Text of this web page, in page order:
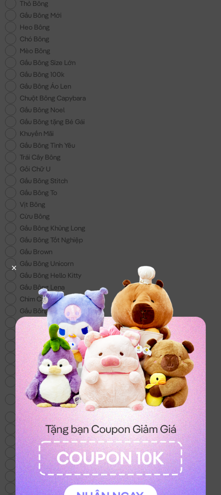
Thỏ Bông
Gấu Bông Mới
Heo Bông
Chó Bông
Mèo Bông
Gấu Bông Size Lớn
Gấu Bông 100k
Gấu Bông Áo Len
Chuột Bông Capybara
Gấu Bông Noel
Gấu Bông tặng Bé Gái
Khuyến Mãi
Gấu Bông Tình Yêu
Trái Cây Bông
Gối Chữ U
Gấu Bông Stitch
Gấu Bông To
Vịt Bông
Cừu Bông
Gấu Bông Khủng Long
Gấu Bông Tốt Nghiệp
Gấu Brown
Gấu Bông Unicorn
Gấu Bông Hello Kitty
Gấu Bông Lena
Chim Cánh Cụt
Gấu Bông 200k
Gấu Bông Đồ Ăn
Gấu Bông Doremon
Gấu Bông tặng Bé Trai
Gấu Bông Lotso
Gấu Bông Shin - Món quà cho các bé
Voi Bông
Gấu Bông Totoro - mẫu gấu bông hot nhất
hiện nay
Chó Bông Husky
Gấu We Bare Bear
Balo & Túi Xách Gấu Bông
Thỏ Bông Kuromi
Gấu Bông Trung Thu
Thỏ Bông Melody
Mèo Bông Hoàng Thượng